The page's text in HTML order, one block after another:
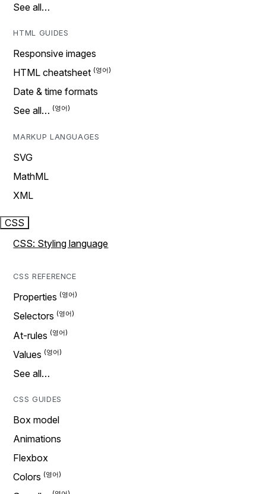
See all…
HTML GUIDES
Responsive images
HTML cheatsheet
Date & time formats
See all…
MARKUP LANGUAGES
SVG
MathML
XML
CSS
CSS: Styling language
CSS REFERENCE
Properties
Selectors
At-rules
Values
See all…
CSS GUIDES
Box model
Animations
Flexbox
Colors